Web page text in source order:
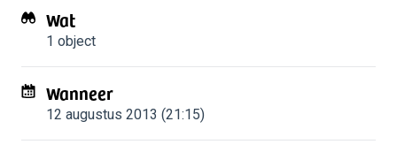
Wat
1 object
Wanneer
12 augustus 2013 (21:15)